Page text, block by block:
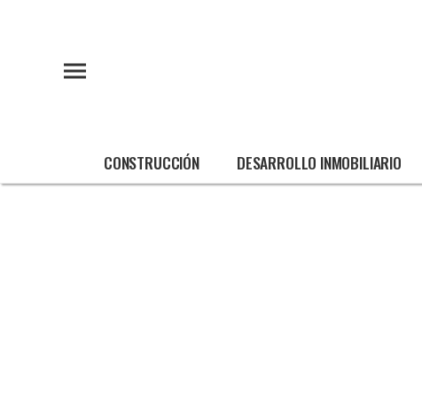
CONSTRUCCIÓN DESARROLLO INMOBILIARIO